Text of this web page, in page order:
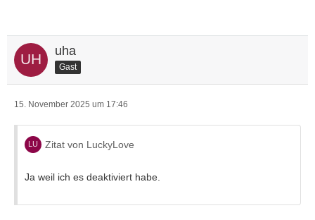
uha
Gast
15. November 2025 um 17:46
Zitat von LuckyLove
Ja weil ich es deaktiviert habe.